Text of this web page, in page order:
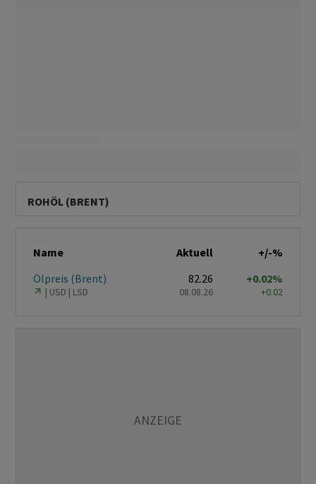
ROHÖL (BRENT)
Name Aktuell
+/-%
Ölpreis (Brent)
USD LSD
82.26
08.08.26
+0.02%
+0.02